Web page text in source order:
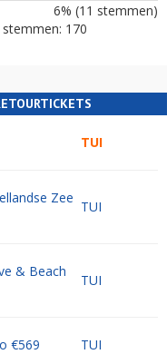
6% (11 stemmen)
170
TUI
Zee
TUI
& Beach
TUI
€569 TUI